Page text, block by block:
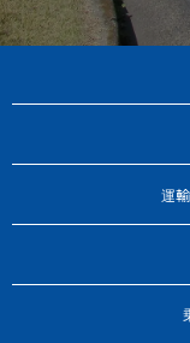
運